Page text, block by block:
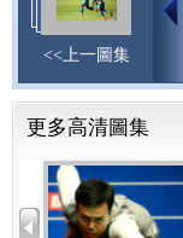
<<上一圖集
更多高清圖集